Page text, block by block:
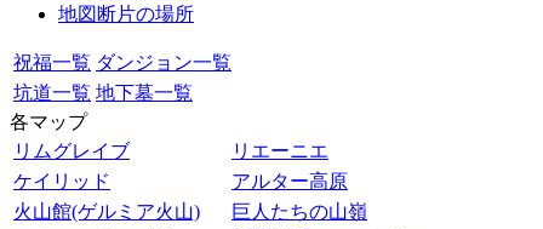
地図断片の場所
祝福一覧 ダンジョン一覧
坑道一覧 地下墓一覧
各マップ
リムグレイブ
リエーニエ
ケイリッド
アルター高原
火山館(ゲルミア火山)
巨人たちの山嶺